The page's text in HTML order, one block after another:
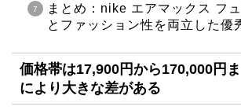
まとめ：nike エアマックス フ
とファッション性を両立した優
価格帯は17,900円から170,000円
により大きな差がある